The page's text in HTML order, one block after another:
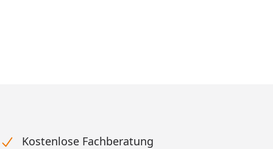
Kostenlose Fachberatung